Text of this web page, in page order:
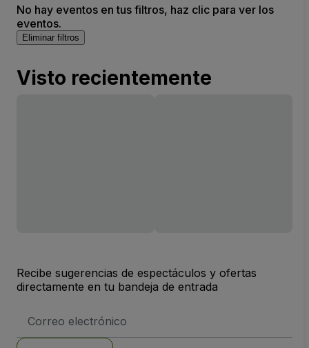
No hay eventos en tus filtros, haz clic para ver los
eventos.
Eliminar filtros
Visto recientemente
Recibe sugerencias de espectáculos y ofertas
directamente en tu bandeja de entrada
de